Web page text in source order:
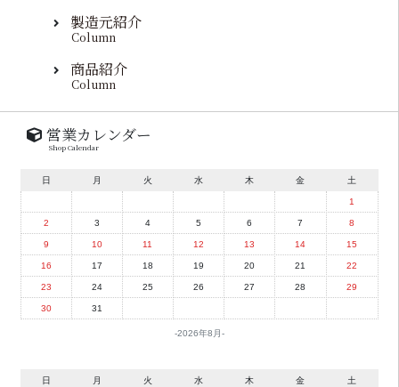
製造元紹介
Column
商品紹介
Column
営業カレンダー
Shop Calendar
2026年8月
日 月 火 水 木 金 土
1
2 3 4 5 6 7 8
9 10 11 12 13 14 15
16 17 18 19 20 21 22
23 24 25 26 27 28 29
30 31
日 月 火 水 木 金 土